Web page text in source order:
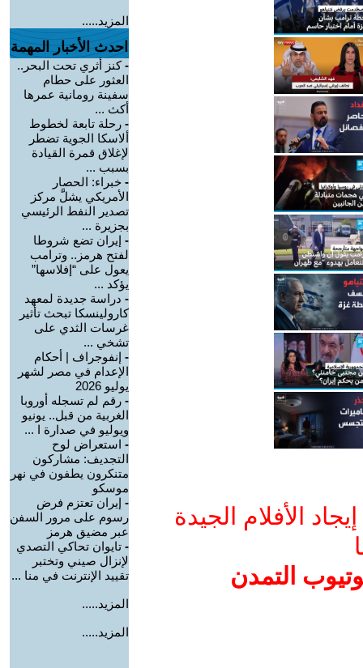
الأفلام الجيدة
التمدن
المزيد.....
احدث الأخبار المهمة
-كنز أثري تحت البحر..
العثور على حطام
سفينة رومانية عمرها
أكث ...
- رحلة تابعة لخطوط
ألاسكا الجوية تضطر
لإغلاق قمرة القيادة
بسبب ...
- خبراء: الحصار
الأمريكي يشلَّ مركز
تصدير النفط الرئيسي
بجزيرة ...
- إيران تضع شروطا
لفتح هرمز.. وترامب
يعول على “إفلاسها”
يؤكد ...
- دراسة جديدة لمعهد
كارولينسكا تبحث تأثير
غرسات الثدي على
تشخي ...
- إنفوجراف | أحكام
الإعدام في مصر لشهر
يوليو 2026
- رقم لم تسجله أوروبا
الغربية من قبل.. يونيو
ويوليو في صدارة ا ...
- استعراض لوح
التجديف: مشاركون
متنكرون يطفون في نهر
موسكو
- إيران تعتزم فرض
رسوم على مرور السفن
عبر مضيق هرمز
- تايوان تحاكي التصدي
لإنزال صيني وتختبر
تقييد الإنترنت في منا ...
المزيد.....
المزيد.....